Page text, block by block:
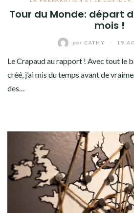
Tour du Monde: départ
mois !
par CATHY 19
Le Crapaud au rapport ! Avec tout le
créé, j’ai mis du temps avant de
des…